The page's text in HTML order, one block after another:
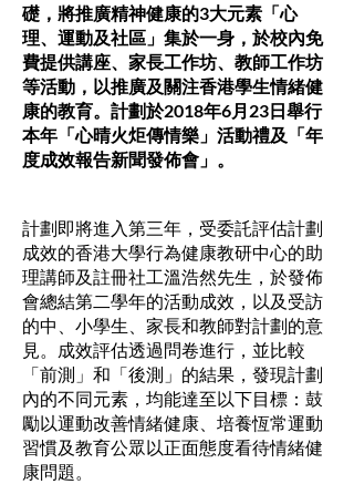
礎，將推廣精神健康的3大元素「心
理、運動及社區」集於一身，於校內免
費提供講座、家長工作坊、教師工作坊
等活動，以推廣及關注香港學生情緒健
康的教育。計劃於2018年6月23日舉行
本年「心晴火炬傳情樂」活動禮及「年
度成效報告新聞發佈會」。
計劃即將進入第三年，受委託評估計劃
成效的香港大學行為健康教研中心的助
理講師及註冊社工溫浩然先生，於發佈
會總結第二學年的活動成效，以及受訪
的中、小學生、家長和教師對計劃的意
見。成效評估透過問卷進行，並比較
「前測」和「後測」的結果，發現計劃
內的不同元素，均能達至以下目標：鼓
勵以運動改善情緒健康、培養恆常運動
習慣及教育公眾以正面態度看待情緒健
康問題。